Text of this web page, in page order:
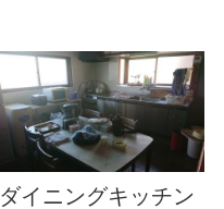
ダイニングキッチン